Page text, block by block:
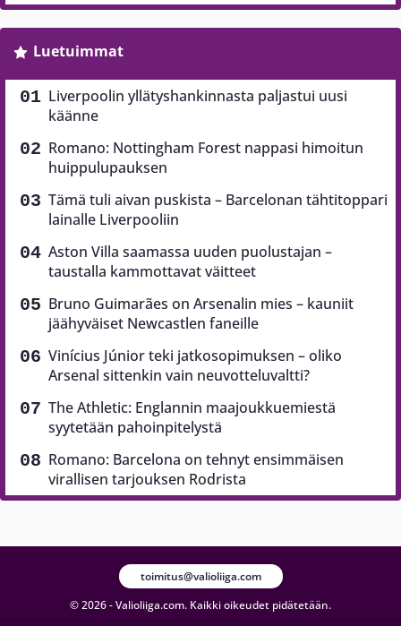
Luetuimmat
Liverpoolin yllätyshankinnasta paljastui uusi
käänne
Romano: Nottingham Forest nappasi himoitun
huippulupauksen
Tämä tuli aivan puskista – Barcelonan tähtitoppari
lainalle Liverpooliin
Aston Villa saamassa uuden puolustajan –
taustalla kammottavat väitteet
Bruno Guimarães on Arsenalin mies – kauniit
jäähyväiset Newcastlen faneille
Vinícius Júnior teki jatkosopimuksen – oliko
Arsenal sittenkin vain neuvotteluvaltti?
The Athletic: Englannin maajoukkuemiestä
syytetään pahoinpitelystä
Romano: Barcelona on tehnyt ensimmäisen
virallisen tarjouksen Rodrista
© 2026 - Valioliiga.com. Kaikki oikeudet pidätetään.
toimitus@valioliiga.com